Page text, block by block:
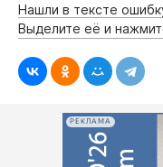
Нашли в тексте
Выделите её и
РЕКЛАМА